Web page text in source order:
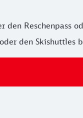
den Reschenpass
den Skishuttles